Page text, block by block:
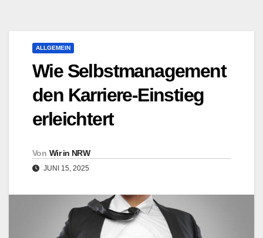
ALLGEMEIN
Wie Selbstmanagement
den Karriere-Einstieg
erleichtert
Von Wir in NRW
JUNI 15, 2025